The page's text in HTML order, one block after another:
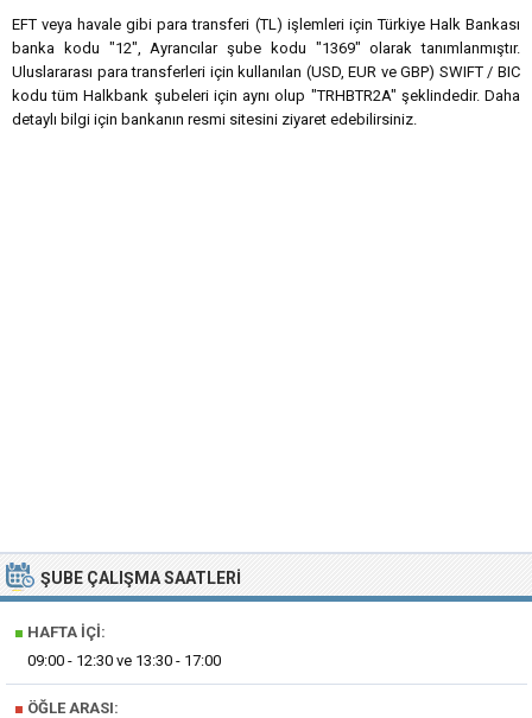
EFT veya havale gibi para transferi (TL) işlemleri için Türkiye Halk Bankası
banka kodu "12", Ayrancılar şube kodu "1369" olarak tanımlanmıştır.
Uluslararası para transferleri için kullanılan (USD, EUR ve GBP) SWIFT / BIC
kodu tüm Halkbank şubeleri için aynı olup "TRHBTR2A" şeklindedir. Daha
detaylı bilgi için bankanın resmi sitesini ziyaret edebilirsiniz.
ŞUBE ÇALIŞMA SAATLERI
■ HAFTA İÇI:
09:00 - 12:30 ve 13:30 - 17:00
■ ÖĞLE ARASI: